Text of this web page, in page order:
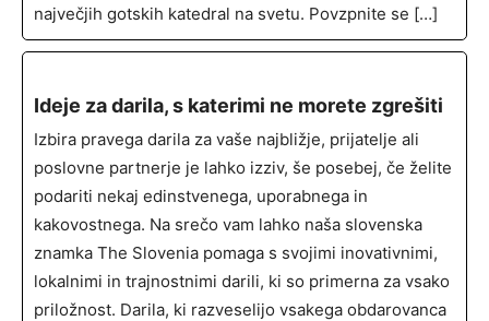
največjih gotskih katedral na svetu. Povzpnite se […]
Ideje za darila, s katerimi ne morete zgrešiti
Izbira pravega darila za vaše najbližje, prijatelje ali
poslovne partnerje je lahko izziv, še posebej, če želite
podariti nekaj edinstvenega, uporabnega in
kakovostnega. Na srečo vam lahko naša slovenska
znamka The Slovenia pomaga s svojimi inovativnimi,
lokalnimi in trajnostnimi darili, ki so primerna za vsako
priložnost. Darila, ki razveselijo vsakega obdarovanca